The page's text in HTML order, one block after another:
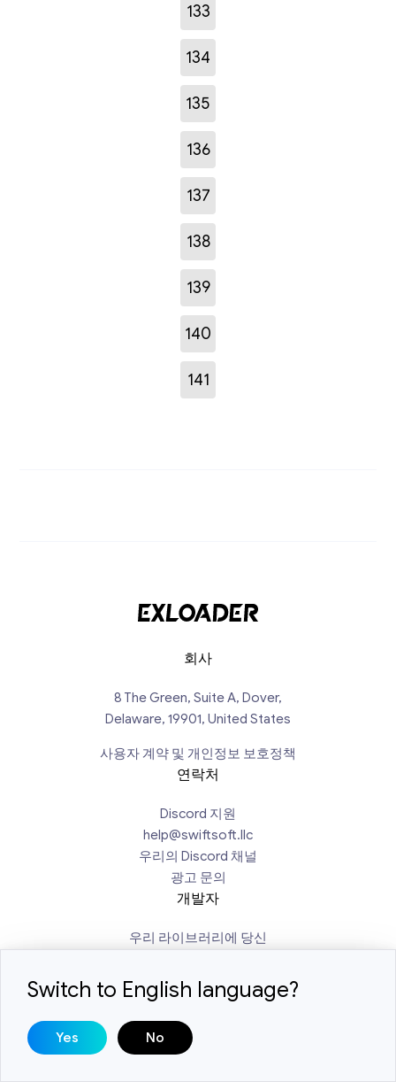
133
134
135
136
137
138
139
140
141
회사
8 The Green, Suite A, Dover,
Delaware, 19901, United States
사용자 계약 및 개인정보 보호정책
연락처
Discord 지원
help@swiftsoft.llc
우리의 Discord 채널
광고 문의
개발자
우리 라이브러리에 당신
Switch to English language?
Yes No